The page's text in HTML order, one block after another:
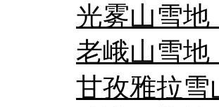
光雾山
老峨山
甘孜雅拉